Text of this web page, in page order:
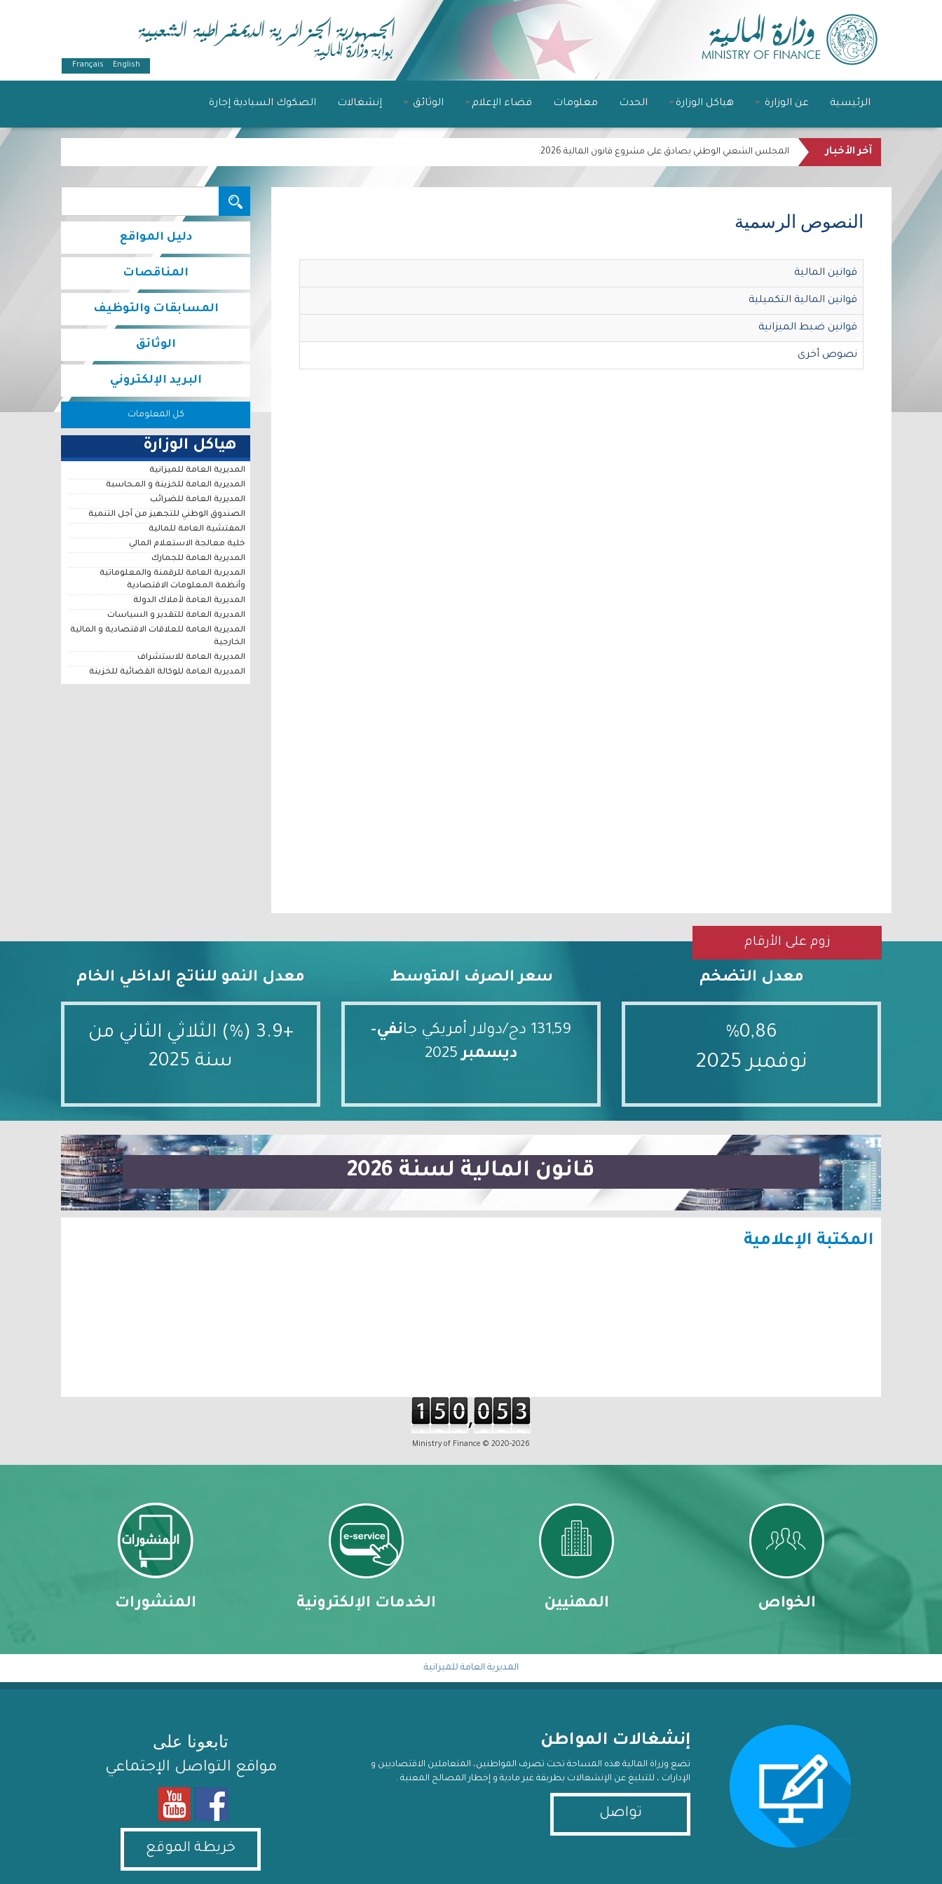
Français English
الرئيسية عن الوزارة هياكل الوزارة الحدث معلومات فضاء الإعلام الوثائق إنشغالات الصكوك السيادية إجارة
آخر الأخبار المجلس الشعبي الوطني يصادق على مشروع قانون المالية 2026 :
النصوص الرسمية
قوانين المالية
قوانين المالية التكميلية
قوانين ضبط الميزانية
نصوص أخرى
البحث...
دليل المواقع
المناقصات
المسابقات والتوظيف
الوثائق
البريد الإلكتروني
كل المعلومات
هياكل الوزارة
المديرية العامة للميزانية
المديرية العامة للخزينة و المـحاسبة
المديرية العامة للضرائب
الصندوق الوطني للتجهيز من أجل التنمية
المفتشية العامة للمالية
خلية معالجة الاستعلام المالي
المديرية العامة للجمارك
المديرية العامة للرقمنة والمعلوماتية
وأنظمة المعلومات الاقتصادية
المديرية العامة لأملاك الدولة
المديرية العامة للتقدير و السياسات
المديرية العامة للعلاقات الاقتصادية و المالية
الخارجية
المديرية العامة للاستشراف
المديرية العامة للوكالة القضائية للخزينة
زوم على الأرقام
معدل التضخم
%0,86
نوفمبر 2025
سعر الصرف المتوسط
131,59 دج/دولار أمريكي جا
نفي-
ديسمبر2025
معدل النمو للناتج الداخلي الخام
+3.9 (%) الثلاثي الثاني من
سنة 2025
قانون المالية لسنة 2026
المكتبة الإعلامية
Ministry of Finance © 2020-2026
الخواص المهنيين الخدمات الإلكترونية المنشورات
المديرية العامة للميزانية
خلية معالجة الاستعلام المالي
إنشغالات المواطن
تضع وزراة المالية هذه المساحة تحت تصرف المواطنين، المتعاملين الاقتصاديين و
الإدارات ، للتبليغ عن الإنشغالات بطريقة غير مادية و إخطار المصالح المعنية .
تواصل
تابعونا على
مواقع التواصل الإجتماعي
خريطة الموقع